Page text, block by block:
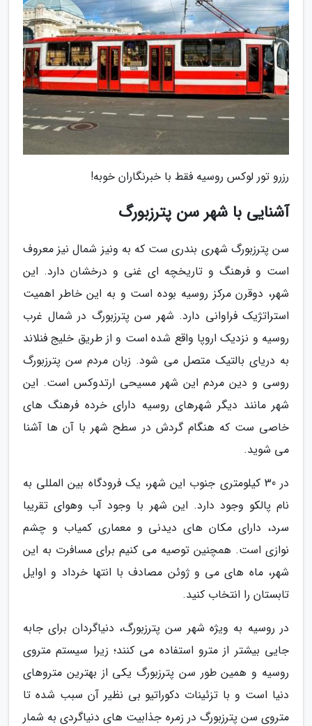
رزرو تور لوکس روسیه فقط با خبرنگاران خوبه!
آشنایی با شهر سن پترزبورگ
سن پترزبورگ شهری بندری ست که به ونیز شمال نیز معروف
است و فرهنگ و تاریخچه ای غنی و درخشان دارد. این
شهر، دوقرن مرکز روسیه بوده است و به این خاطر اهمیت
استراتژیک فراوانی دارد. شهر سن پترزبورگ در شمال غرب
روسیه و نزدیک اروپا واقع شده است و از طریق خلیج فنلاند
به دریای بالتیک متصل می شود. زبان مردم سن پترزبورگ
روسی و دین مردم این شهر مسیحی ارتدوکس است. این
شهر مانند دیگر شهرهای روسیه دارای خرده فرهنگ های
خاصی ست که هنگام گردش در سطح شهر با آن ها آشنا
می شوید.
در 30 کیلومتری جنوب این شهر، یک فرودگاه بین المللی به
نام پالکو وجود دارد. این شهر با وجود آب وهوای تقریبا
سرد، دارای مکان های دیدنی و معماری کمیاب و چشم
نوازی است. همچنین توصیه می کنیم برای مسافرت به این
شهر، ماه های می و ژوئن مصادف با انتها خرداد و اوایل
تابستان را انتخاب کنید.
در روسیه به ویژه شهر سن پترزبورگ، دنیاگردان برای جابه
جایی بیشتر از مترو استفاده می کنند؛ زیرا سیستم متروی
روسیه و همین طور سن پترزبورگ یکی از بهترین متروهای
دنیا است و با تزئینات دکوراتیو بی نظیر آن سبب شده تا
متروی سن پترزبورگ در زمره جذابیت های دنیاگردی به شمار